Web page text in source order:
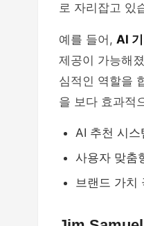
로 자리잡고 있
예를 들어, AI
제공이 가능해
심적인 역할을
을 보다 효과적
AI 추천 시스
사용자 맞춤
브랜드 가치